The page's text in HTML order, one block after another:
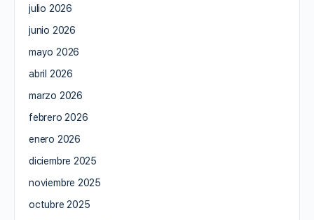
julio 2026
junio 2026
mayo 2026
abril 2026
marzo 2026
febrero 2026
enero 2026
diciembre 2025
noviembre 2025
octubre 2025